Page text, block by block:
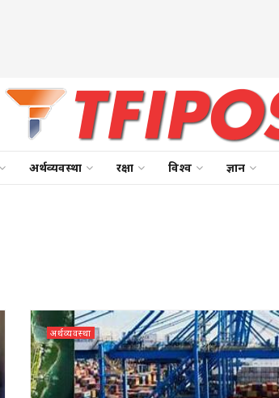
अर्थव्यवस्था रक्षा विश्व ज्ञान
अर्थव्यवस्था